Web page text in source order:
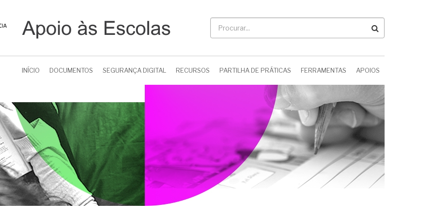
INÍCIO DOCUMENTOS SEGURANÇA DIGITAL RECURSOS PARTILHA DE PRÁTICAS FERRAMENTAS APOIOS